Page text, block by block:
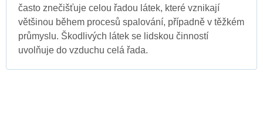
často znečišťuje celou řadou látek, které vznikají
většinou během procesů spalování, případně v těžkém
průmyslu. Škodlivých látek se lidskou činností
uvolňuje do vzduchu celá řada.